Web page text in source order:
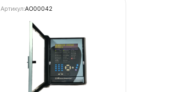
Артикул:AO00042